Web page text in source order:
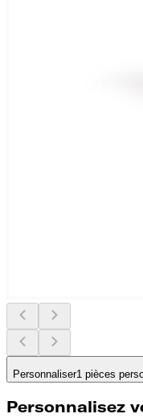
Personnaliser1 pièces
Personnalisez